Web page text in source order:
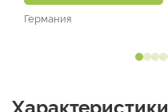
Германия